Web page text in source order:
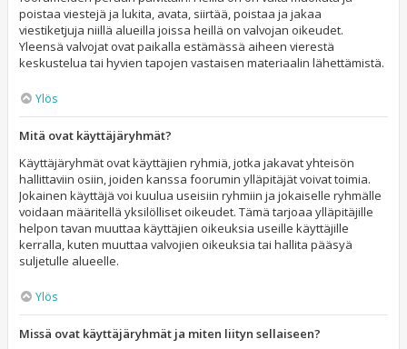
poistaa viestejä ja lukita, avata, siirtää, poistaa ja jakaa
viestiketjuja niillä alueilla joissa heillä on valvojan oikeudet.
Yleensä valvojat ovat paikalla estämässä aiheen vierestä
keskustelua tai hyvien tapojen vastaisen materiaalin lähettämistä.
Ylös
Mitä ovat käyttäjäryhmät?
Käyttäjäryhmät ovat käyttäjien ryhmiä, jotka jakavat yhteisön
hallittaviin osiin, joiden kanssa foorumin ylläpitäjät voivat toimia.
Jokainen käyttäjä voi kuulua useisiin ryhmiin ja jokaiselle ryhmälle
voidaan määritellä yksilölliset oikeudet. Tämä tarjoaa ylläpitäjille
helpon tavan muuttaa käyttäjien oikeuksia useille käyttäjille
kerralla, kuten muuttaa valvojien oikeuksia tai hallita pääsyä
suljetulle alueelle.
Ylös
Missä ovat käyttäjäryhmät ja miten liityn sellaiseen?